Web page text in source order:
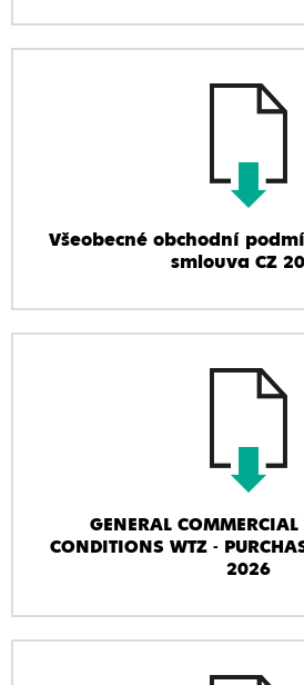
Všeobecné obchodní
smlouva CZ
GENERAL
CONDITIONS WTZ -
2026